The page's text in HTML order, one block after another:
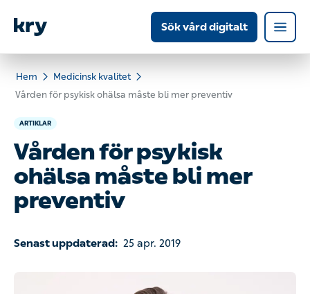
Sök vård digitalt
Hem
Medicinsk kvalitet
Vården för psykisk ohälsa måste bli mer preventiv
ARTIKLAR
Vården för psykisk
ohälsa måste bli mer
preventiv
Senast uppdaterad: 25 apr. 2019